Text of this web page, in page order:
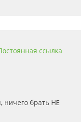
ссылка
ничего брать НЕ